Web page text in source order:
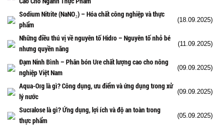
Sodium Nitrite (NaNO₂) – Hóa chất công nghiệp và thực
phẩm
(18.09.2025)
Những điều thú vị về nguyên tố Hidro – Nguyên tố nhỏ bé
nhưng quyền năng
(11.09.2025)
Đạm Ninh Bình – Phân bón Ure chất lượng cao cho nông
nghiệp Việt Nam
(09.09.2025)
Aqua-Org là gì? Công dụng, ưu điểm và ứng dụng trong xử
lý nước
(09.09.2025)
Sucralose là gì? Ứng dụng, lợi ích và độ an toàn trong
thực phẩm
(05.09.2025)